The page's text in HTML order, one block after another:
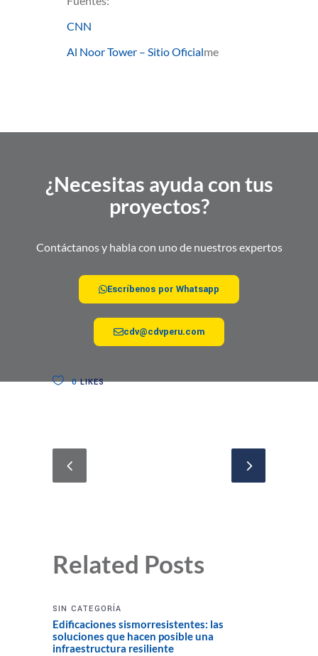
CNN
Al Noor Tower – Sitio Oficialme
¿Necesitas ayuda con tus
proyectos?
Contáctanos y habla con uno de nuestros expertos
Escríbenos por Whatsapp
cdv@cdvperu.com
0LIKES
Related Posts
SIN CATEGORÍA
Edificaciones sismorresistentes: las
soluciones que hacen posible una
infraestructura resiliente